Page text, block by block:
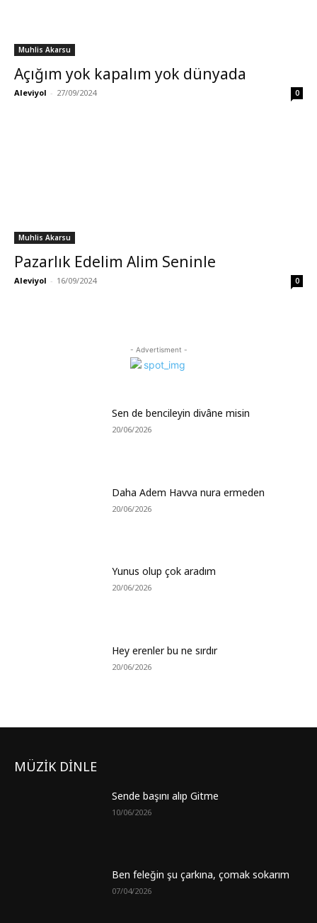
Muhlis Akarsu
Açığım yok kapalım yok dünyada
Aleviyol - 27/09/2024 0
Muhlis Akarsu
Pazarlık Edelim Alim Seninle
Aleviyol - 16/09/2024 0
- Advertisment -
Sen de bencileyin divâne misin
20/06/2026
Daha Adem Havva nura ermeden
20/06/2026
Yunus olup çok aradım
20/06/2026
Hey erenler bu ne sırdır
20/06/2026
MÜZİK DİNLE
Sende başını alıp Gitme
10/06/2026
Ben feleğin şu çarkına, çomak sokarım
07/04/2026